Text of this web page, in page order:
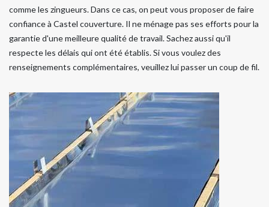
comme les zingueurs. Dans ce cas, on peut vous proposer de faire
confiance à Castel couverture. Il ne ménage pas ses efforts pour la
garantie d'une meilleure qualité de travail. Sachez aussi qu'il
respecte les délais qui ont été établis. Si vous voulez des
renseignements complémentaires, veuillez lui passer un coup de fil.